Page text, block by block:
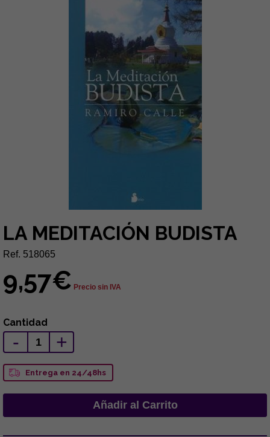
LA MEDITACIÓN BUDISTA
Ref. 518065
9,57€ Precio sin IVA
Cantidad
- +
Entrega en 24/48hs